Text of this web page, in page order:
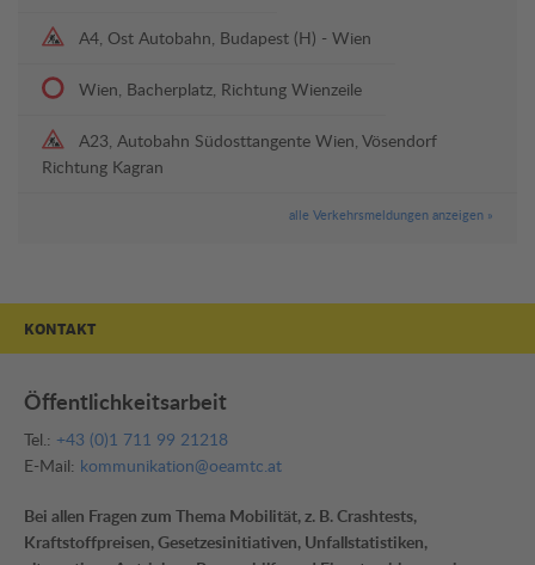
A4, Ost Autobahn, Budapest (H) - Wien
Wien, Bacherplatz, Richtung Wienzeile
A23, Autobahn Südosttangente Wien, Vösendorf
Richtung Kagran
alle Verkehrsmeldungen anzeigen »
KONTAKT
Öffentlichkeitsarbeit
Tel.: +43 (0)1 711 99 21218
E-Mail: kommunikation@oeamtc.at
Bei allen Fragen zum Thema Mobilität, z. B. Crashtests,
Kraftstoffpreisen, Gesetzesinitiativen, Unfallstatistiken,